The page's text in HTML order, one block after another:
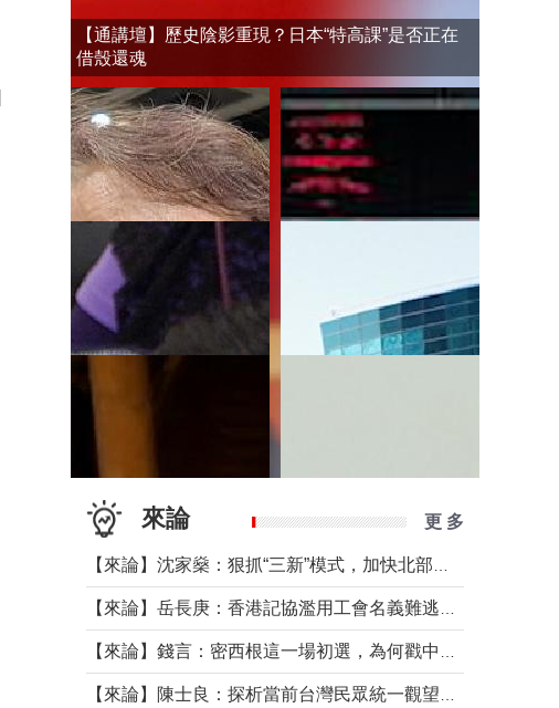
【通講壇】歷史陰影重現？日本“特高課”是否正在
借殼還魂
來論 更 多